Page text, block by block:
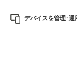
デバイスを管理･運